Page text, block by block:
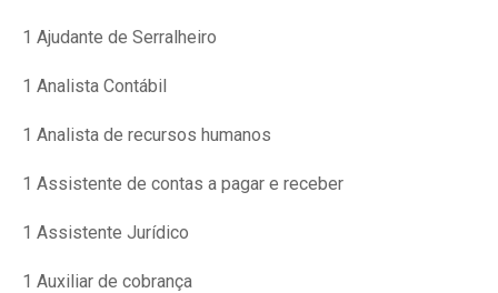
1 Ajudante de Serralheiro
1 Analista Contábil
1 Analista de recursos humanos
1 Assistente de contas a pagar e receber
1 Assistente Jurídico
1 Auxiliar de cobrança